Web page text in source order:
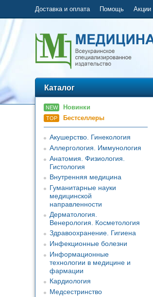
Доставка и оплата Помощь Акции
Каталог
NEW Новинки
TOP Бестселлеры
Акушерство. Гинекология
Аллергология. Иммунология
Анатомия. Физиология.
Гистология
Внутренняя медицина
Гуманитарные науки
медицинской
направленности
Дерматология.
Венерология. Косметология
Здравоохранение. Гигиена
Инфекционные болезни
Информационные
технологии в медицине и
фармации
Кардиология
Медсестринство